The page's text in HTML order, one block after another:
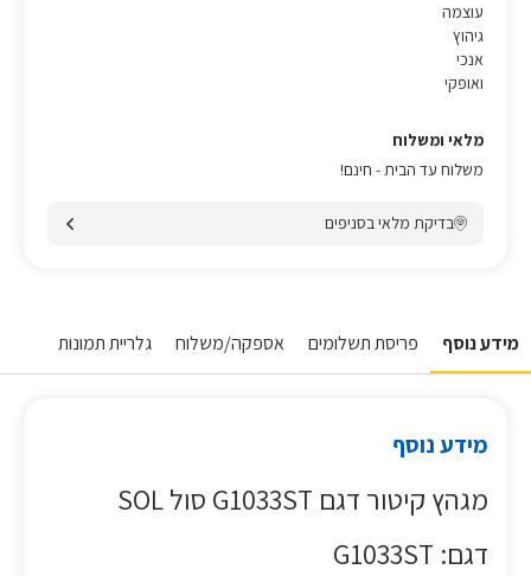
עוצמה
גיהוץ
אנכי
ואופקי
מלאי ומשלוח
משלוח עד הבית - חינם!
בדיקת מלאי בסניפים
מידע נוסף פריסת תשלומים אספקה/משלוח גלריית תמונות
מידע נוסף
מגהץ קיטור דגם G1033ST סול SOL
דגם: G1033ST